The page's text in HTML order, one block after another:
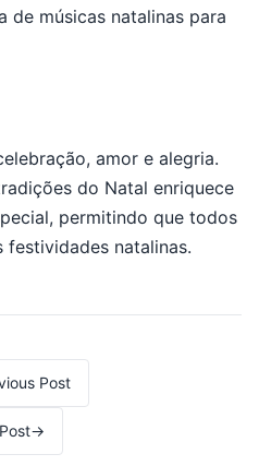
de músicas natalinas para
amor e alegria.
do Natal enriquece
permitindo que todos
natalinas.
Post navigation
Post
→